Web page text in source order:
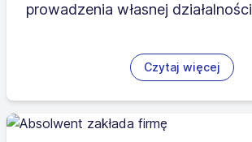
prowadzenia własnej działalności
Czytaj więcej